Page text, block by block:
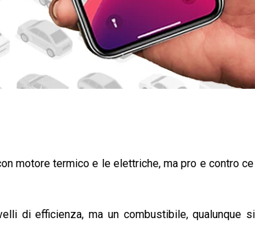
motore termico e le elettriche, ma pro e contro
di efficienza, ma un combustibile, qualunque